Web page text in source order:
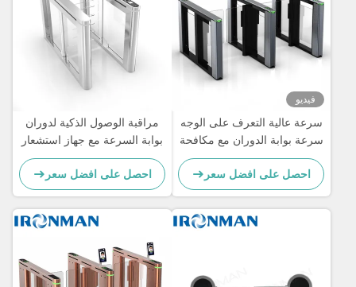
فيديو
سرعة عالية التعرف على الوجه
سرعة بوابة الدوران مع مكافحة
التدخل لمباني المكاتب
احصل على افضل سعر
مراقبة الوصول الذكية لدوران
بوابة السرعة مع جهاز استشعار
الكشف بالأشعة تحت الحمراء
احصل على افضل سعر